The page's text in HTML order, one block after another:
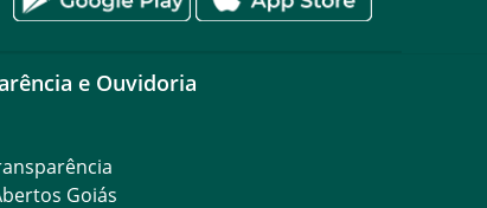
e Ouvidoria
Goiás